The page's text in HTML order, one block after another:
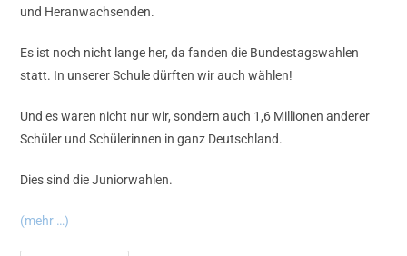
und Heranwachsenden.
Es ist noch nicht lange her, da fanden die Bundestagswahlen
statt. In unserer Schule dürften wir auch wählen!
Und es waren nicht nur wir, sondern auch 1,6 Millionen anderer
Schüler und Schülerinnen in ganz Deutschland.
Dies sind die Juniorwahlen.
(mehr …)